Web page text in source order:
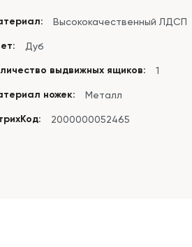
Высококачественный ЛДСП
Дуб
выдвижных ящиков: 1
ножек: Металл
2000000052465